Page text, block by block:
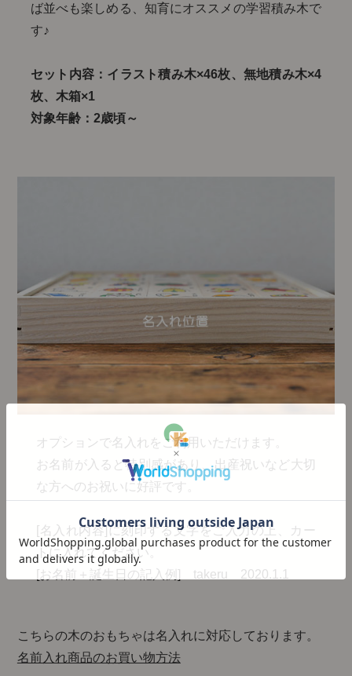
ば並べも楽しめる、知育にオススメの学習積み木で
す♪
セット内容：イラスト積み木×46枚、無地積み木×4
枚、木箱×1
対象年齢：2歳頃～
オプションで名入れをご利用いただけます。
お名前が入ると特別感があり、出産祝いなど大切
な方へのお祝いに好評です。
[名入れ内容]に刻印する文字をご入力の上、カー
トに入れてください。
[お名前＋誕生日の記入例] takeru 2020.1.1
こちらの木のおもちゃは名入れに対応しております。
名前入れ商品のお買い物方法